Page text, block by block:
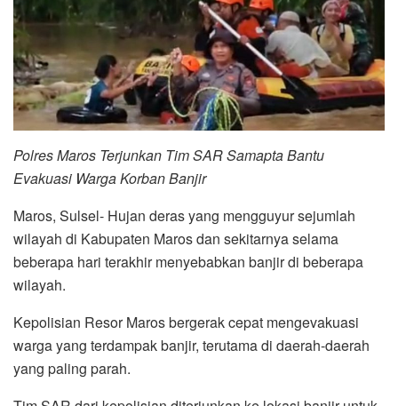
Polres Maros Terjunkan Tim SAR Samapta Bantu
Evakuasi Warga Korban Banjir
Maros, Sulsel- Hujan deras yang mengguyur sejumlah
wilayah di Kabupaten Maros dan sekitarnya selama
beberapa hari terakhir menyebabkan banjir di beberapa
wilayah.
Kepolisian Resor Maros bergerak cepat mengevakuasi
warga yang terdampak banjir, terutama di daerah-daerah
yang paling parah.